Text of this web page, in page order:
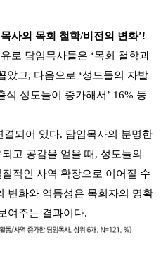
사의 목회 철학/비전의 변화’!
로 담임목사들은 ‘목회 철학과
았고, 다음으로 ‘성도들의 자발
석 성도들이 증가해서’ 16% 등
되어 있다. 담임목사의 분명한
고 공감을 얻을 때, 성도들의
적인 사역 확장으로 이어질 수
변화와 역동성은 목회자의 명확
여주는 결과이다.